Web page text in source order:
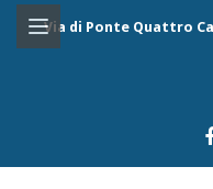
Via di Ponte Quattro